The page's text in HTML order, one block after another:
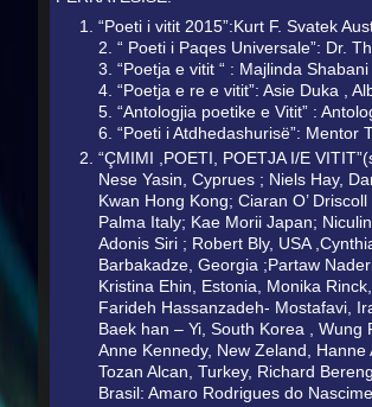
“Poeti i vitit 2015”:Kurt F. Svatek
2. “ Poeti i Paqes Universale”: Dr.
3. “Poetja e vitit “ : Majlinda
4. “Poetja e re e vitit”: Asie Duka ,
5. “Antologjia poetike e Vitit” :
6. “Poeti i Atdhedashurisë”:
“ÇMIMI ,POETI, POETJA I/E
Nese Yasin, Cyprues ; Niels Hay,
Kwan Hong Kong; Ciaran O’
Palma Italy; Kae Morii Japan;
Adonis Siri ; Robert Bly, USA
Barbakadze, Georgia ;Partaw
Kristina Ehin, Estonia, Monika
Farideh Hassanzadeh- Mostafavi,
Baek han – Yi, South Korea ,
Anne Kennedy, New Zeland,
Tozan Alcan, Turkey, Richard
Brasil: Amaro Rodrigues do